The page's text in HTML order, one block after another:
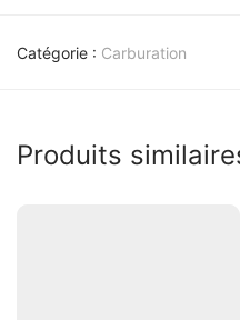
Catégorie : Carburation
Produits